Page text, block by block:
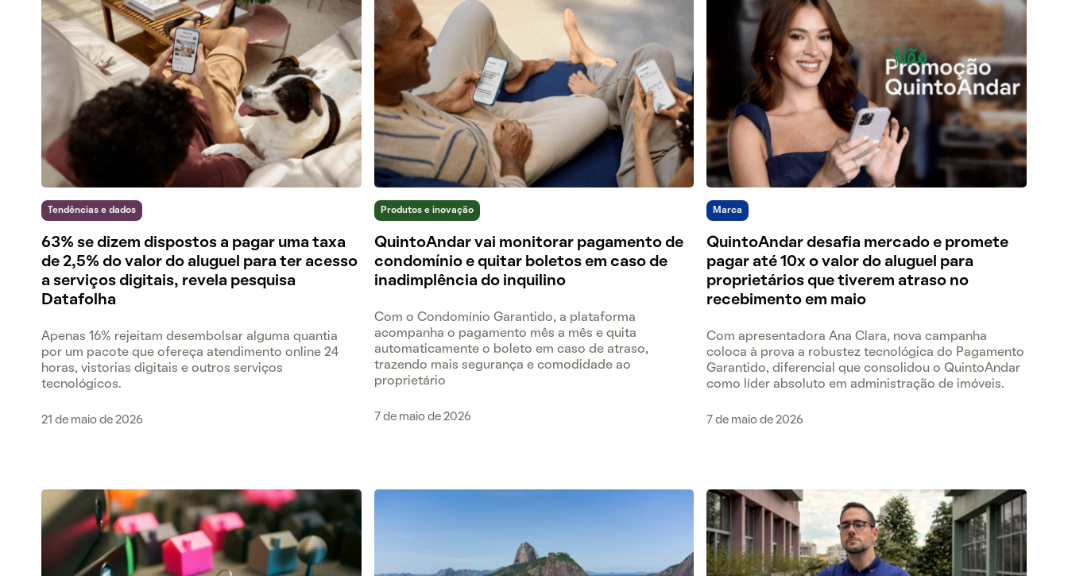
Tendências e dados
63% se dizem dispostos a pagar uma taxa
de 2,5% do valor do aluguel para ter acesso
a serviços digitais, revela pesquisa
Datafolha
Apenas 16% rejeitam desembolsar alguma quantia
por um pacote que ofereça atendimento online 24
horas, vistorias digitais e outros serviços
tecnológicos.
21 de maio de 2026
Produtos e inovação
QuintoAndar vai monitorar pagamento de
condomínio e quitar boletos em caso de
inadimplência do inquilino
Com o Condomínio Garantido, a plataforma
acompanha o pagamento mês a mês e quita
automaticamente o boleto em caso de atraso,
trazendo mais segurança e comodidade ao
proprietário
7 de maio de 2026
Marca
QuintoAndar desafia mercado e promete
pagar até 10x o valor do aluguel para
proprietários que tiverem atraso no
recebimento em maio
Com apresentadora Ana Clara, nova campanha
coloca à prova a robustez tecnológica do Pagamento
Garantido, diferencial que consolidou o QuintoAndar
como líder absoluto em administração de imóveis.
7 de maio de 2026